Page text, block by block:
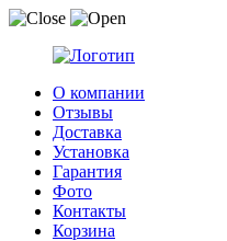
О компании
Отзывы
Доставка
Установка
Гарантия
Фото
Контакты
Корзина